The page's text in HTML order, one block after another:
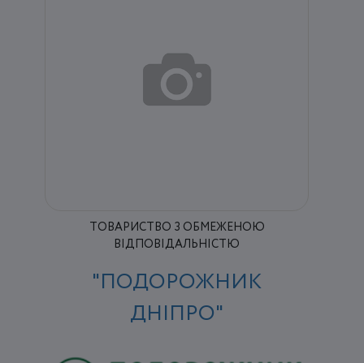
ТОВАРИСТВО З ОБМЕЖЕНОЮ
ВІДПОВІДАЛЬНІСТЮ
"ПОДОРОЖНИК
ДНІПРО"